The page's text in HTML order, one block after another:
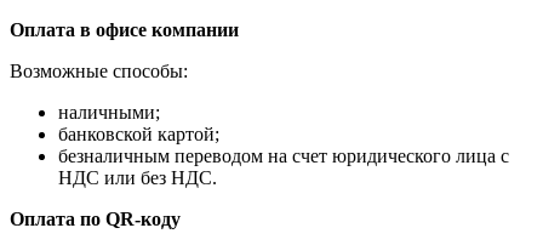
Оплата в офисе компании
Возможные способы:
наличными;
банковской картой;
безналичным переводом на счет юридического лица с
НДС или без НДС.
Оплата по QR-коду